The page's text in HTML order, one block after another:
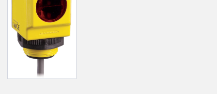
SENSORES
Sensores Fotoeléctricos
Medición de Distancia Láser
Cortinas de Medición
IIOT Y LA FÁBRICA
INTELIGENTE
Call for Parts, Service, or Pallet Pickup
Leading Edge Detection
Machine Monitoring/Overall Equipment Effectiveness